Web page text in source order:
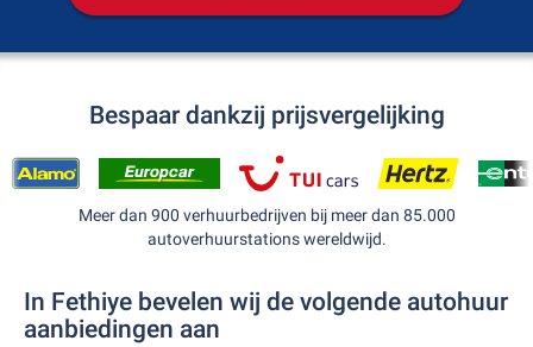
Bespaar dankzij prijsvergelijking
Meer dan 900 verhuurbedrijven bij meer dan 85.000
autoverhuurstations wereldwijd.
In Fethiye bevelen wij de volgende autohuur
aanbiedingen aan